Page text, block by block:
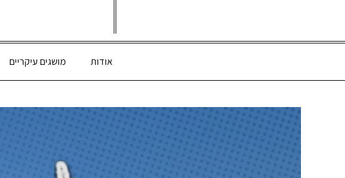
אודות מושגים עיקריים